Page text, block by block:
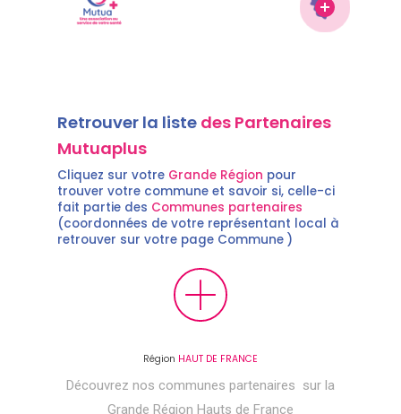
Retrouver la liste des Partenaires
Mutuaplus
Cliquez sur votre Grande Région pour
trouver votre commune et savoir si, celle-ci
fait partie des Communes partenaires
(coordonnées de votre représentant local à
retrouver sur votre page Commune )
Région HAUT DE FRANCE
Découvrez nos communes partenaires sur la
Grande Région Hauts de France